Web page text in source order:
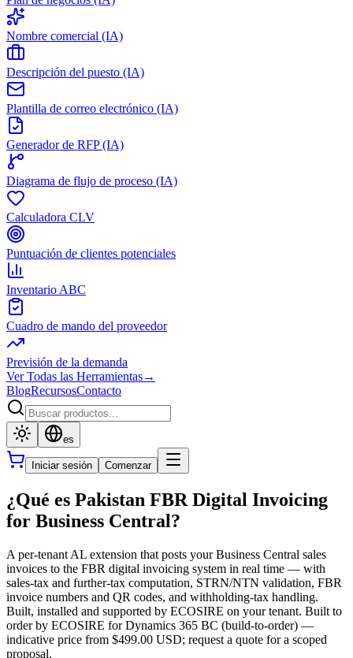
Nombre comercial (IA)
Descripción del puesto (IA)
Plantilla de correo electrónico (IA)
Generador de RFP (IA)
Diagrama de flujo de proceso (IA)
Calculadora CLV
Puntuación de clientes potenciales
Inventario ABC
Cuadro de mando del proveedor
Previsión de la demanda
Ver Todas las Herramientas→
BlogRecursosContacto
es
Iniciar sesión Comenzar
¿Qué es Pakistan FBR Digital Invoicing
for Business Central?
A per-tenant AL extension that posts your Business Central sales
invoices to the FBR digital invoicing system in real time — with
sales-tax and further-tax computation, STRN/NTN validation, FBR
invoice numbers and QR codes, and withholding-tax handling.
Built, installed and supported by ECOSIRE on your tenant. Built to
order by ECOSIRE for Dynamics 365 BC (build-to-order) —
indicative price from $499.00 USD; request a quote for a scoped
proposal.